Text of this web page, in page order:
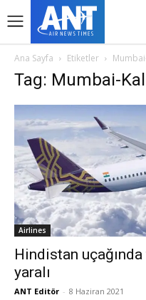
Ana Sayfa Etiketler
Tag: Mumbai-
Airlines
Hindistan
yaralı
ANT Editör - 8 Haziran 2021